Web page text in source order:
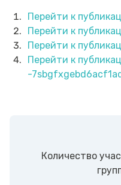
Перейти к
Перейти к
Перейти к
Перейти к
-
Количество